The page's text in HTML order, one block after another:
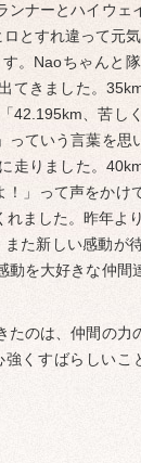
ナーとハイウ
とすれ違って元
。Naoちゃんと
てきました。
、苦し
ていう言葉を思
走りました。
」って声をかけ
ました。昨年よ
た新しい感動が
を大好きな仲
のは、仲間の力
くすばらしいこ